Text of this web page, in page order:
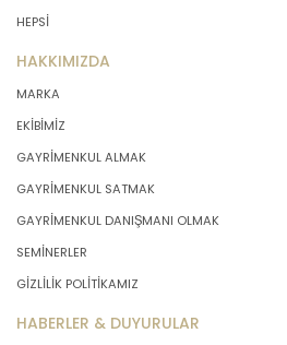
HEPSİ
HAKKIMIZDA
MARKA
EKİBİMİZ
GAYRİMENKUL ALMAK
GAYRİMENKUL SATMAK
GAYRİMENKUL DANIŞMANI OLMAK
SEMİNERLER
GİZLİLİK POLİTİKAMIZ
HABERLER & DUYURULAR